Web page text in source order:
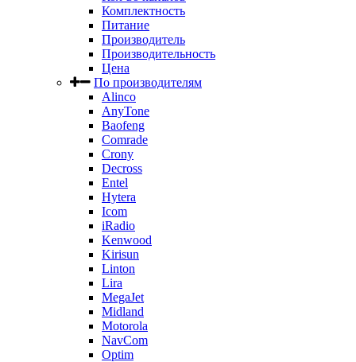
Комплектность
Питание
Производитель
Производительность
Цена
По производителям
Alinco
AnyTone
Baofeng
Comrade
Crony
Decross
Entel
Hytera
Icom
iRadio
Kenwood
Kirisun
Linton
Lira
MegaJet
Midland
Motorola
NavCom
Optim